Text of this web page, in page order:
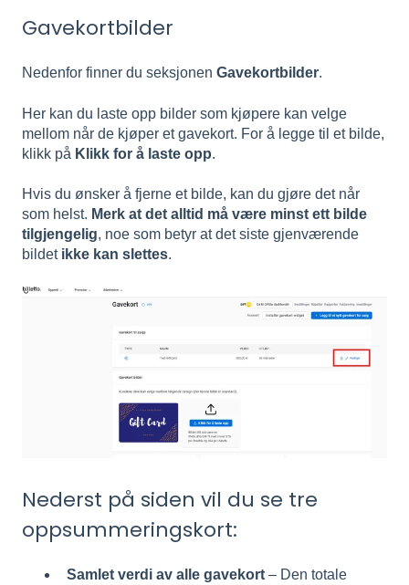
Gavekortbilder
Nedenfor finner du seksjonen Gavekortbilder.
Her kan du laste opp bilder som kjøpere kan velge
mellom når de kjøper et gavekort. For å legge til et bilde,
klikk på Klikk for å laste opp.
Hvis du ønsker å fjerne et bilde, kan du gjøre det når
som helst. Merk at det alltid må være minst ett bilde
tilgjengelig, noe som betyr at det siste gjenværende
bildet ikke kan slettes.
Nederst på siden vil du se tre
oppsummeringskort:
Samlet verdi av alle gavekort – Den totale